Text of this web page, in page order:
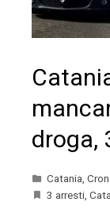
droga,
Catania,
3 arresti,